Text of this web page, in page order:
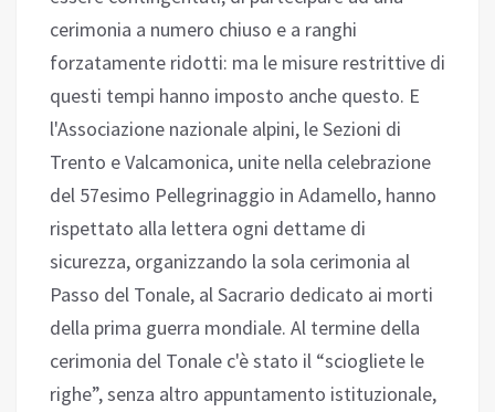
cerimonia a numero chiuso e a ranghi
forzatamente ridotti: ma le misure restrittive di
questi tempi hanno imposto anche questo. E
l'Associazione nazionale alpini, le Sezioni di
Trento e Valcamonica, unite nella celebrazione
del 57esimo Pellegrinaggio in Adamello, hanno
rispettato alla lettera ogni dettame di
sicurezza, organizzando la sola cerimonia al
Passo del Tonale, al Sacrario dedicato ai morti
della prima guerra mondiale. Al termine della
cerimonia del Tonale c'è stato il “sciogliete le
righe”, senza altro appuntamento istituzionale,